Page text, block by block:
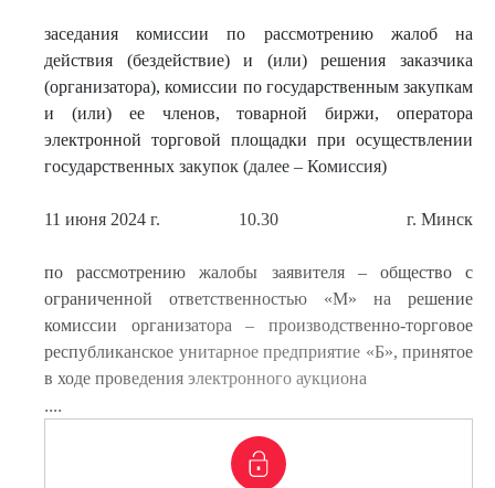
заседания комиссии по рассмотрению жалоб на
действия (бездействие) и (или) решения заказчика
(организатора), комиссии по государственным закупкам
и (или) ее членов, товарной биржи, оператора
электронной торговой площадки при осуществлении
государственных закупок (далее – Комиссия)
11 июня 2024 г. 10.30 г. Минск
по рассмотрению жалобы заявителя – общество с
ограниченной ответственностью «М» на решение
комиссии организатора – производственно-торговое
республиканское унитарное предприятие «Б», принятое
в ходе проведения электронного аукциона
....